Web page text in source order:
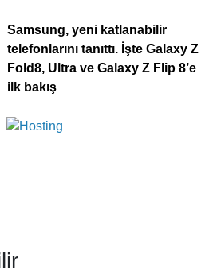
Samsung, yeni katlanabilir
telefonlarını tanıttı. İşte Galaxy Z
Fold8, Ultra ve Galaxy Z Flip 8’e
ilk bakış